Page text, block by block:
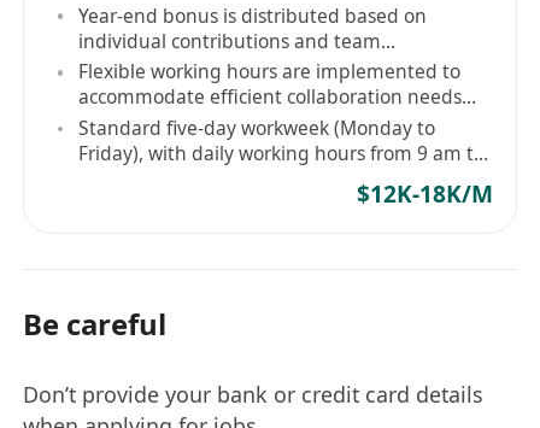
Year-end bonus is distributed based on
individual contributions and team
performance
Flexible working hours are implemented to
accommodate efficient collaboration needs
and personal rhythms
Standard five-day workweek (Monday to
Friday), with daily working hours from 9 am to
$12K-18K/M
Be careful
Don’t provide your bank or credit card details